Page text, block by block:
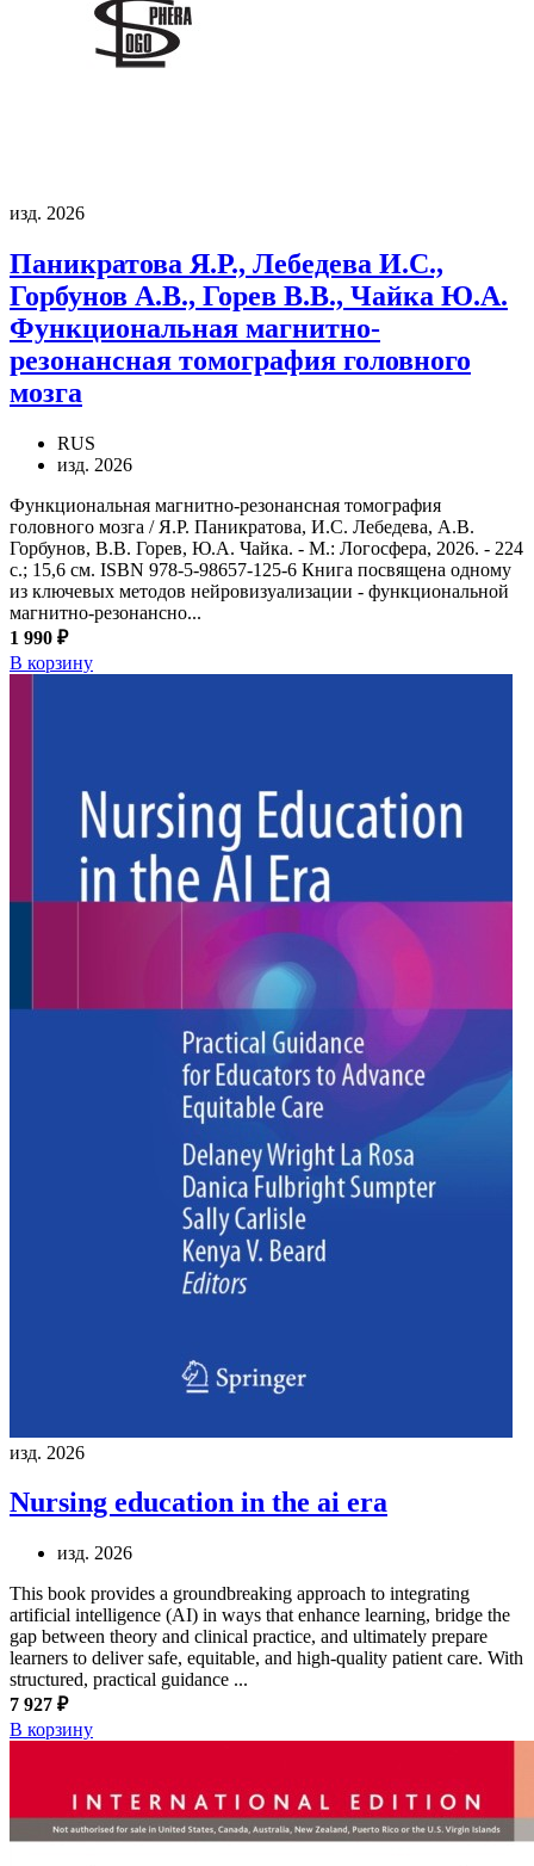
изд. 2026
Паникратова Я.Р., Лебедева И.С.,
Горбунов А.В., Горев В.В., Чайка Ю.А.
Функциональная магнитно-
резонансная томография головного
мозга
RUS
изд. 2026
Функциональная магнитно-резонансная томография
головного мозга / Я.Р. Паникратова, И.С. Лебедева, А.В.
Горбунов, В.В. Горев, Ю.А. Чайка. - М.: Логосфера, 2026. - 224
с.; 15,6 см. ISBN 978-5-98657-125-6 Книга посвящена одному
из ключевых методов нейровизуализации - функциональной
магнитно-резонансно...
1 990 ₽
В корзину
изд. 2026
Nursing education in the ai era
изд. 2026
This book provides a groundbreaking approach to integrating
artificial intelligence (AI) in ways that enhance learning, bridge the
gap between theory and clinical practice, and ultimately prepare
learners to deliver safe, equitable, and high-quality patient care. With
structured, practical guidance ...
7 927 ₽
В корзину